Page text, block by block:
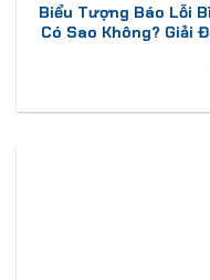
Biểu Tượng Báo Lỗi
Có Sao Không? Giải